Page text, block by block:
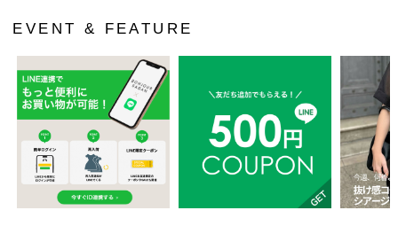
EVENT & FEATURE